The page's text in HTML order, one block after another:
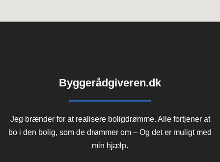
Byggerådgiveren.dk
Jeg brænder for at realisere boligdrømme. Alle fortjener at
bo i den bolig, som de drømmer om – Og det er muligt med
min hjælp.